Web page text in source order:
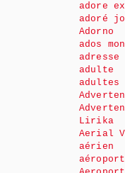
adore
adoré
Adorno
ados
adresse
adulte
adultes
Lirika
Aerial
aérien
aéroport